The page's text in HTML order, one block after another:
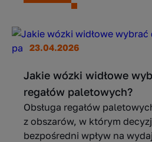
23.04.2026
Jakie wózki widłowe
regałów paletowych?
Obsługa regałów
z obszarów, w którym
bezpośredni wpływ na